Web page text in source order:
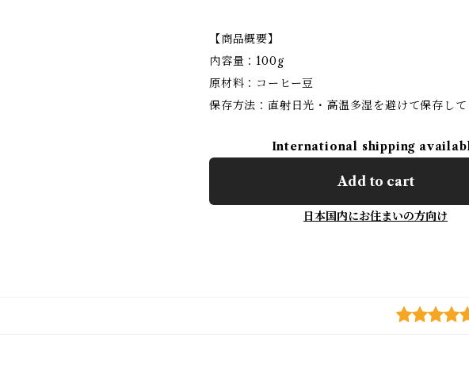
【商品概要】
内容量：100g
原材料：コーヒー豆
保存方法：直射日光・高温多湿を避けて保存し
International shipping
Add to cart
日本国内にお住まいの方向け